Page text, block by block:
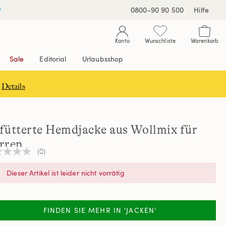
0800-90 90 500 Hilfe
Konto Wunschliste Warenkorb
Sale Editorial Urlaubsshop
Details
Hemdjacke aus Wollmix für
(0)
Dieser Artikel ist leider nicht vorrätig
FINDEN SIE MEHR IN 'JACKEN'